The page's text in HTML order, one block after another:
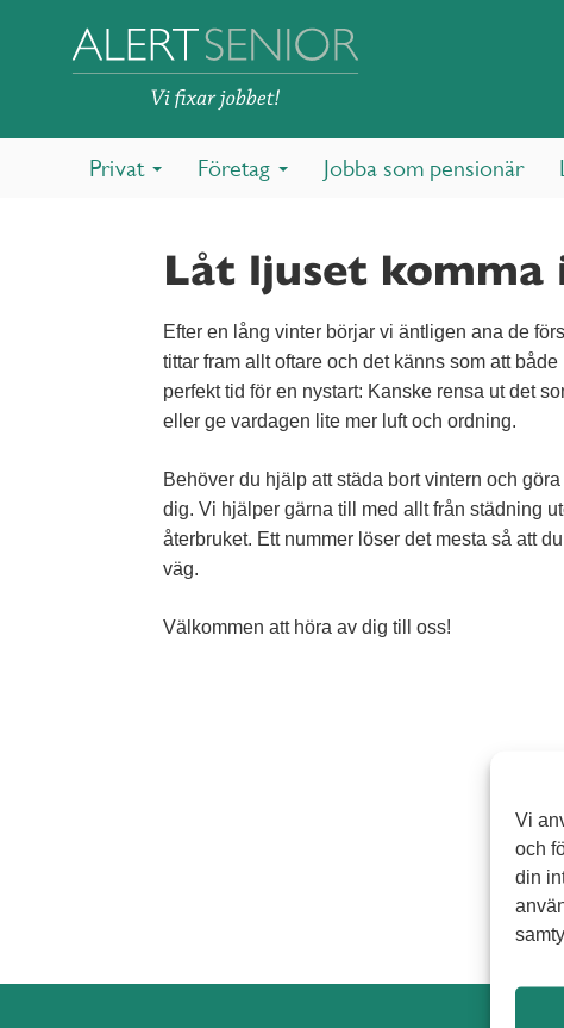
Privat Företag Jobba som pensionär
Låt ljuset komma
Efter en lång vinter börjar vi äntligen ana de
tittar fram allt oftare och det känns som att
perfekt tid för en nystart: Kanske rensa ut det
eller ge vardagen lite mer luft och ordning.
Behöver du hjälp att städa bort vintern och
dig. Vi hjälper gärna till med allt från städning
återbruket. Ett nummer löser det mesta så att
väg.
Välkommen att höra av dig till oss!
Vi
och
din